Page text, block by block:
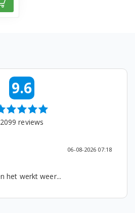
9.6
2099 reviews
...